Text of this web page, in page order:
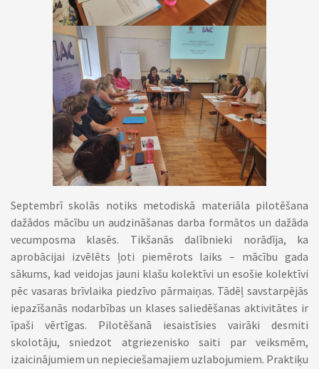
Septembrī skolās notiks metodiskā materiāla pilotēšana
dažādos mācību un audzināšanas darba formātos un dažāda
vecumposma klasēs. Tikšanās dalībnieki norādīja, ka
aprobācijai izvēlēts ļoti piemērots laiks – mācību gada
sākums, kad veidojas jauni klašu kolektīvi un esošie kolektīvi
pēc vasaras brīvlaika piedzīvo pārmaiņas. Tādēļ savstarpējās
iepazīšanās nodarbības un klases saliedēšanas aktivitātes ir
īpaši vērtīgas. Pilotēšanā iesaistīsies vairāki desmiti
skolotāju, sniedzot atgriezenisko saiti par veiksmēm,
izaicinājumiem un nepieciešamajiem uzlabojumiem. Praktiķu